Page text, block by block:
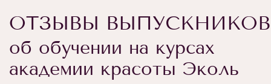
ОТЗЫВЫ ВЫПУСКНИКОВ
об обучении на курсах
академии красоты Эколь